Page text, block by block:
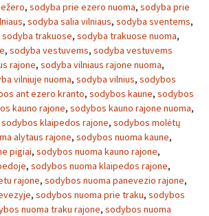
, sodyba prie ezero nuoma, sodyba prie
, sodyba salia vilniaus, sodyba sventems,
sodyba trakuose, sodyba trakuose nuoma,
, sodyba vestuvems, sodyba vestuvems
rajone, sodyba vilniaus rajone nuoma,
vilniuje nuoma, sodyba vilnius, sodybos
ant ezero kranto, sodybos kaune, sodybos
kauno rajone, sodybos kauno rajone nuoma,
sodybos klaipedos rajone, sodybos molėtų
alytaus rajone, sodybos nuoma kaune,
pigiai, sodybos nuoma kauno rajone,
, sodybos nuoma klaipedos rajone,
rajone, sodybos nuoma panevezio rajone,
, sodybos nuoma prie traku, sodybos
nuoma traku rajone, sodybos nuoma